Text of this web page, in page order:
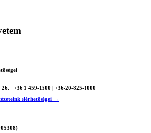
26.
+36 1 459-1500 | +36-20-825-1000
elérhetőségei →